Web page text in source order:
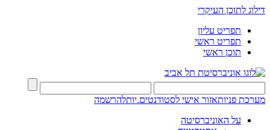
דילוג לתוכן העיקרי
תפריט עליון
תפריט ראשי
תוכן ראשי
מערכת פניותאזור אישי לסטודנטים.יותלהרשמה
על האוניברסיטה